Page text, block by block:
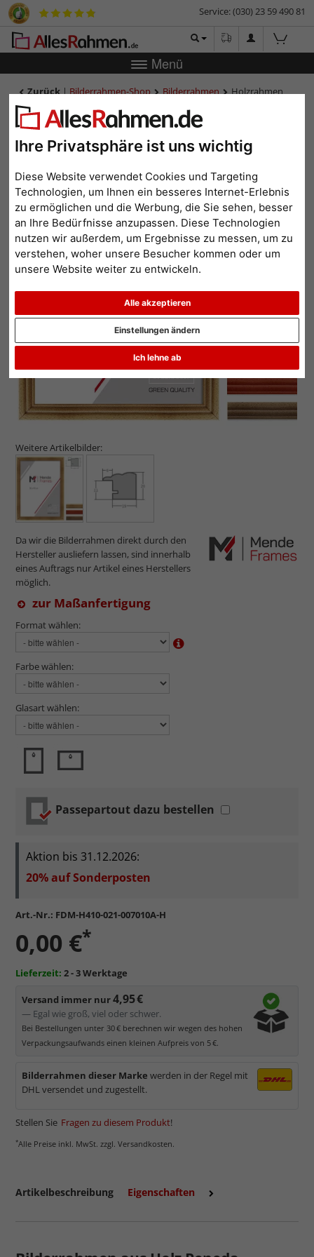
Ihre Privatsphäre ist uns wichtig
Diese Website verwendet Cookies und Targeting
Technologien, um Ihnen ein besseres Internet-Erlebnis
zu ermöglichen und die Werbung, die Sie sehen, besser
an Ihre Bedürfnisse anzupassen. Diese Technologien
nutzen wir außerdem, um Ergebnisse zu messen, um zu
verstehen, woher unsere Besucher kommen oder um
unsere Website weiter zu entwickeln.
Alle akzeptieren
Ich lehne ab
Einstellungen ändern
Service: (030) 23 59 490 81
Menü
Zurück|Bilderrahmen-Shop Bilderrahmen
Holzrahmen
Peneda
Holzrahmen Peneda
Zurück
Weitere Artikelbilder:
Da wir die Bilderrahmen direkt durch den
Hersteller ausliefern lassen, sind innerhalb
eines Auftrags nur Artikel eines Herstellers
möglich.
zur Maßanfertigung
Format wählen:
Farbe wählen:
Glasart wählen:
Passepartout dazu bestellen
Aktion bis 31.12.2026:
20% auf Sonderposten
Art.-Nr.: FDM-H410-021-007010A-H
0,00 €*
Lieferzeit: 2 - 3 Werktage
Versand immer nur4,95 €
— Egal wie groß, viel oder schwer.
Bei Bestellungen unter 30 € berechnen wir wegen des hohen
Verpackungsaufwands einen kleinen Aufpreis von 5 €.
Bilderrahmen dieser Marke werden in der Regel mit
DHL versendet und zugestellt.
Stellen Sie Fragen zu diesem Produkt!
*Alle Preise inkl. MwSt. zzgl. Versandkosten.
Artikelbeschreibung Eigenschaften